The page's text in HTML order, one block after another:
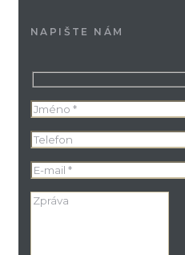
NAPIŠTE NÁM